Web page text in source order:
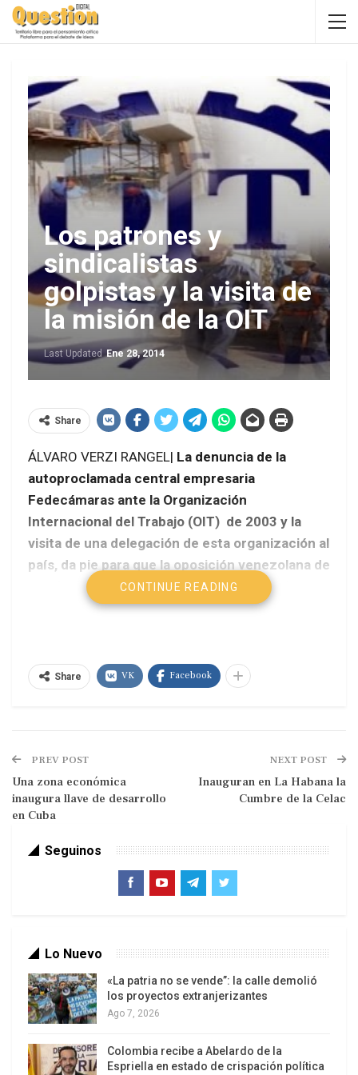
Los patrones y
sindicalistas
golpistas y la visita de
la misión de la OIT
Last Updated Ene 28, 2014
Share
ÁLVARO VERZI RANGEL| La denuncia de la
autoproclamada central empresaria
Fedecámaras ante la Organización
Internacional del Trabajo (OIT) de 2003 y la
visita de una delegación de esta organización al
país, da pie para que la oposición venezolana de
continuidad a las acciones de guerra sucia
contra el gobierno bolivariano, que iniciaron 15
Por más que se trate de una visita rutinaria y
acordada con el gobierno (la quinta en los últimos
años), la Federación de Cámaras y Asociaciones
de Comercio y Producción de Venezuela
(Fedecámaras) y la oposición al proceso
descrédito hacia el gobierno. No es raro: es una
práctica habitual de la derecha, esa de utilizar a
los organismos internacionales a su antojo para
deslegitimar a los gobiernos progresistas. Y a
y desestabilización.
CONTINUE READING
Share VK Facebook
PREV POST
Una zona económica
inaugura llave de desarrollo
en Cuba
NEXT POST
Inauguran en La Habana la
Cumbre de la Celac
Seguinos
Lo Nuevo
«La patria no se vende”: la calle demolió
los proyectos extranjerizantes
Ago 7, 2026
Colombia recibe a Abelardo de la
Espriella en estado de crispación política